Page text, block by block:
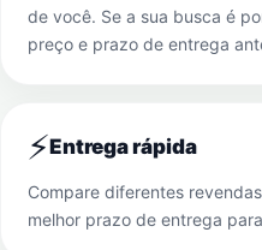
de você. Se a sua busca é
preço e prazo de entrega
⚡Entrega rápida
Compare diferentes
melhor prazo de entrega